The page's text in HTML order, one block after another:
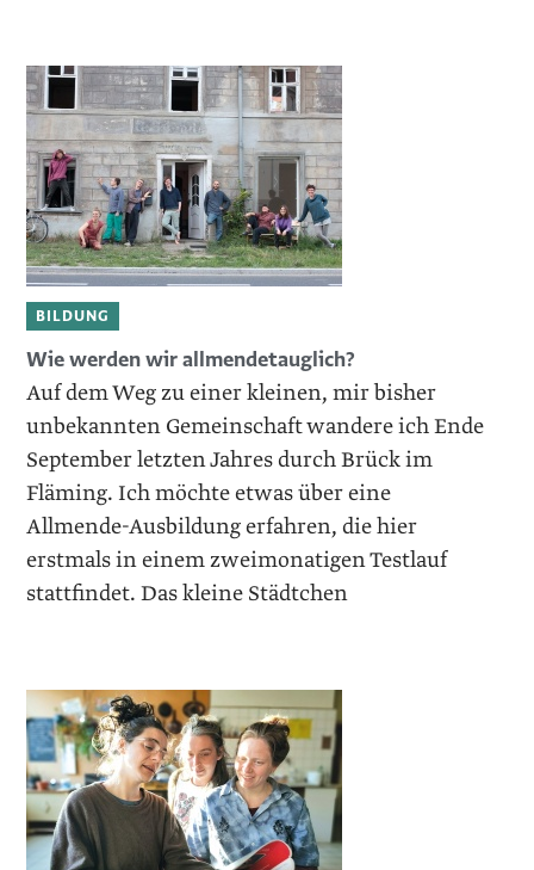
BILDUNG
Wie werden wir allmendetauglich?
Auf dem Weg zu einer kleinen, mir bisher
unbekannten Gemeinschaft wandere ich Ende
September letzten Jahres durch Brück im
Fläming. Ich möchte etwas über eine
Allmende-Ausbildung erfahren, die hier
erstmals in einem zweimonatigen Testlauf
stattfindet. Das kleine Städtchen